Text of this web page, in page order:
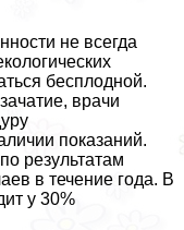
не всегда
бесплодной.
врачи
показаний.
результатам
в течение года. В
у 30%